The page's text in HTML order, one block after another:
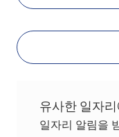
유사한 일자
일자리 알림을